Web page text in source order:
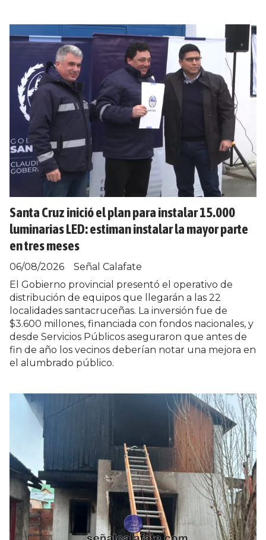
Santa Cruz inició el plan para instalar 15.000
luminarias LED: estiman instalar la mayor parte
en tres meses
Señal Calafate
06/08/2026
El Gobierno provincial presentó el operativo de
distribución de equipos que llegarán a las 22
localidades santacruceñas. La inversión fue de
$3.600 millones, financiada con fondos nacionales, y
desde Servicios Públicos aseguraron que antes de
fin de año los vecinos deberían notar una mejora en
el alumbrado público.